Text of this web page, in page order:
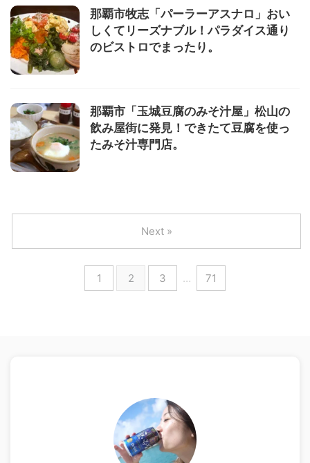
那覇市牧志「パーラーアスナロ」おい
しくてリーズナブル！パラダイス通り
のビストロでまったり。
那覇市「玉城豆腐のみそ汁屋」松山の
飲み屋街に発見！できたて豆腐を使っ
たみそ汁専門店。
1 2 3 … 71
Next »